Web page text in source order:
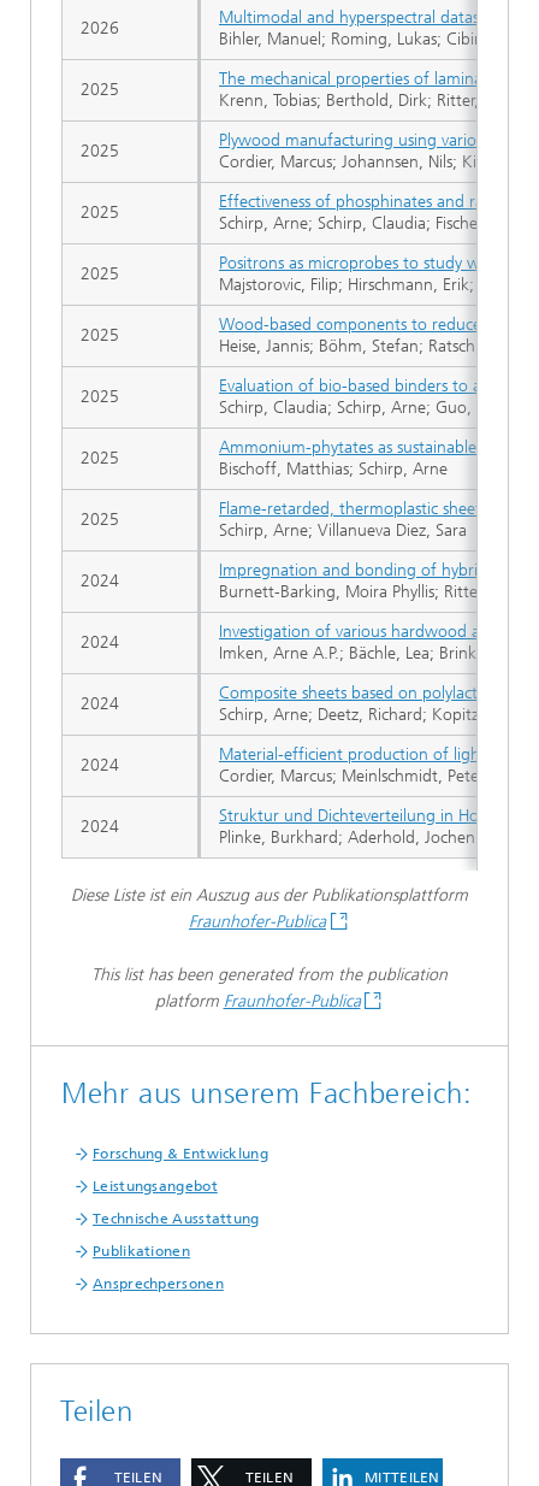
Multimodal and hyperspectral dataset for
Bihler, Manuel; Roming, Lukas; Cibiraite-
The mechanical properties of laminated
Krenn, Tobias; Berthold, Dirk; Ritter, Nina;
Plywood manufacturing using various
Cordier, Marcus; Johannsen, Nils; Kietz,
Effectiveness of phosphinates and
Schirp, Arne; Schirp, Claudia; Fischer, Dirk;
Positrons as microprobes to study water-
Majstorovic, Filip; Hirschmann, Erik;
Wood-based components to reduce the
Heise, Jannis; Böhm, Stefan; Ratsch, Nils;
Evaluation of bio-based binders to
Schirp, Claudia; Schirp, Arne; Guo, Xueqi
Ammonium-phytates as sustainable and
Bischoff, Matthias; Schirp, Arne
Flame-retarded, thermoplastic sheets for
Schirp, Arne; Villanueva Diez, Sara
Impregnation and bonding of hybrid
Burnett-Barking, Moira Phyllis; Ritter, Nina;
Investigation of various hardwood and
Imken, Arne A.P.; Bächle, Lea; Brinker,
Composite sheets based on polylactic acid
Schirp, Arne; Deetz, Richard; Kopitzky,
Material-efficient production of
Cordier, Marcus; Meinlschmidt, Peter;
Struktur und Dichteverteilung in
Plinke, Burkhard; Aderhold, Jochen
2026
2025
2025
2025
2025
2025
2025
2025
2025
2024
2024
2024
2024
2024
Diese Liste ist ein Auszug aus der Publikationsplattform
Fraunhofer-Publica
This list has been generated from the publication
platform Fraunhofer-Publica
Mehr aus unserem Fachbereich:
Forschung & Entwicklung
Leistungsangebot
Technische Ausstattung
Publikationen
Ansprechpersonen
Teilen
TEILEN TEILEN MITTEILEN